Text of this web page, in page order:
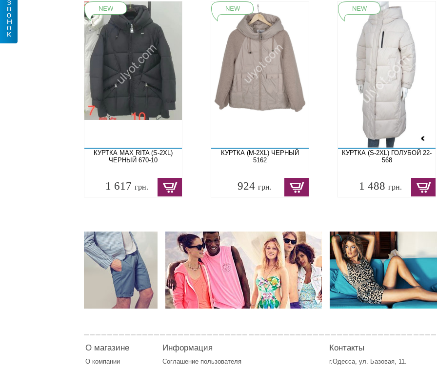
КУРТКА MAX RITA (S-2XL)
ЧЕРНЫЙ 670-10
1 617 грн.
КУРТКА (M-2XL) ЧЕРНЫЙ
5162
924 грн.
КУРТКА (S-2XL) ГОЛУБОЙ 22-
568
1 488 грн.
О магазине
О компании
Информация
Соглашение пользователя
Контакты
г.Одесса, ул. Базовая, 11.